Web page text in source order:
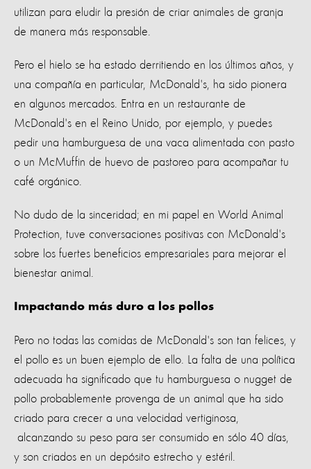
utilizan para eludir la presión de criar animales de granja
de manera más responsable.
Pero el hielo se ha estado derritiendo en los últimos años, y
una compañía en particular, McDonald's, ha sido pionera
en algunos mercados. Entra en un restaurante de
McDonald's en el Reino Unido, por ejemplo, y puedes
pedir una hamburguesa de una vaca alimentada con pasto
o un McMuffin de huevo de pastoreo para acompañar tu
café orgánico.
No dudo de la sinceridad; en mi papel en World Animal
Protection, tuve conversaciones positivas con McDonald's
sobre los fuertes beneficios empresariales para mejorar el
bienestar animal.
Impactando más duro a los pollos
Pero no todas las comidas de McDonald's son tan felices, y
el pollo es un buen ejemplo de ello. La falta de una política
adecuada ha significado que tu hamburguesa o nugget de
pollo probablemente provenga de un animal que ha sido
criado para crecer a una velocidad vertiginosa,
alcanzando su peso para ser consumido en sólo 40 días,
y son criados en un depósito estrecho y estéril.